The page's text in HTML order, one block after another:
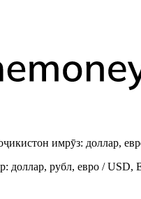
имрӯз: доллар,
доллар, рубл, евро / USD,